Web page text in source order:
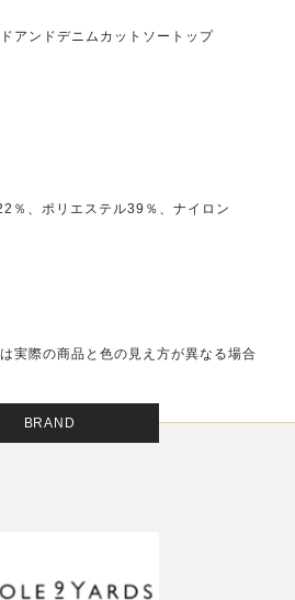
アンドデニムカットソートップ
％、ポリエステル39％、ナイロン
実際の商品と色の見え方が異なる場合
BRAND